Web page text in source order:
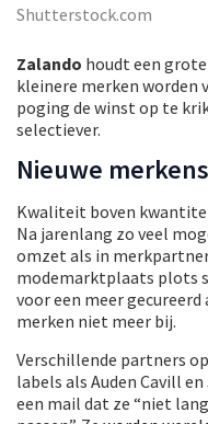
Shutterstock.com
Zalando houdt een
kleinere merken worden
poging de winst op te
selectiever.
Nieuwe
Kwaliteit boven
Na jarenlang zo veel
omzet als in
modemarktplaats plots
voor een meer
merken niet meer bij.
Verschillende partners
labels als Auden Cavill
een mail dat ze “niet